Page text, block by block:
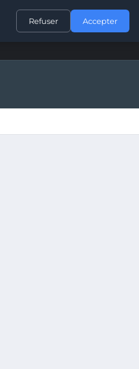
CONTACT
Refuser Accepter